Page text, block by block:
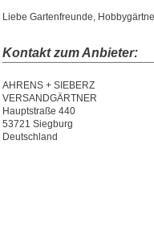
Liebe Gartenfreunde,
Kontakt zum Anbieter:
AHRENS + SIEBERZ
VERSANDGÄRTNER
Hauptstraße 440
53721 Siegburg
Deutschland